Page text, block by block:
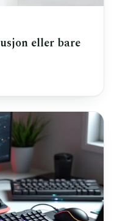
eller bare